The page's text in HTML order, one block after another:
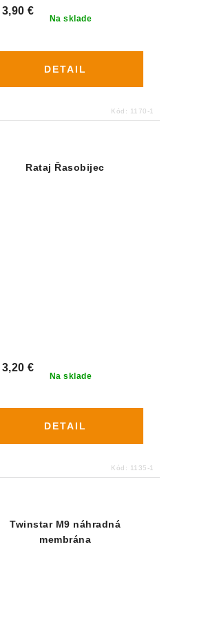
Na sklade
3,90 €
DETAIL
Kód: 1170-1
Rataj Řasobijec
Na sklade
3,20 €
DETAIL
Kód: 1135-1
Twinstar M9 náhradná
membrána